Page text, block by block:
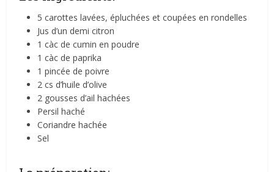
5 carottes lavées, épluchées et coupées en rondelles
Jus d’un demi citron
1 càc de cumin en poudre
1 càc de paprika
1 pincée de poivre
2 cs d’huile d’olive
2 gousses d’ail hachées
Persil haché
Coriandre hachée
Sel